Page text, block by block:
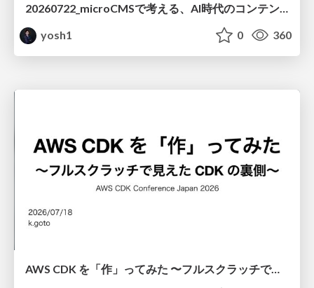
20260722_microCMSで考える、AI時代のコンテンツ運用設計
yosh1
0 360
AWS CDK を「作」ってみた 〜フルスクラッチで見えた CDK の裏側〜 / aws-cdk-from-scratch